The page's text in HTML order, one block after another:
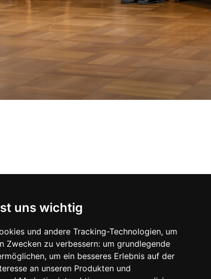
uns wichtig
und andere Tracking-Technologien, um
Zwecken zu verbessern: um grundlegende
, um ein besseres Erlebnis auf der
an unseren Produkten und